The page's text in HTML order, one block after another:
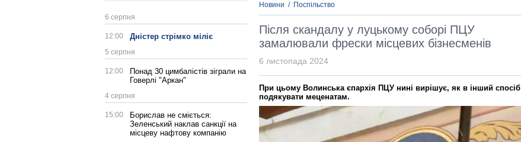
6 серпня
12:00 Дністер стрімко міліє
5 серпня
12:00
Понад 30 цимбалістів зіграли на
Говерлі "Аркан"
4 серпня
15:00
Борислав не сміється:
Зеленський наклав санкції на
місцеву нафтову компанію
Новини / Поспільство
Після скандалу у луцькому соборі ПЦУ
замалювали фрески місцевих бізнесменів
6 листопада 2024
При цьому Волинська єпархія ПЦУ нині вирішує, як в інший спосіб
подякувати меценатам.